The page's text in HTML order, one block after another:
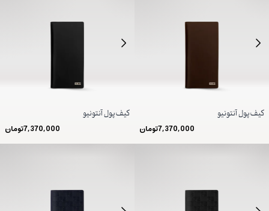
کیف پول آنتونیو
7,370,000تومان
کیف پول آنتونیو
7,370,000تومان